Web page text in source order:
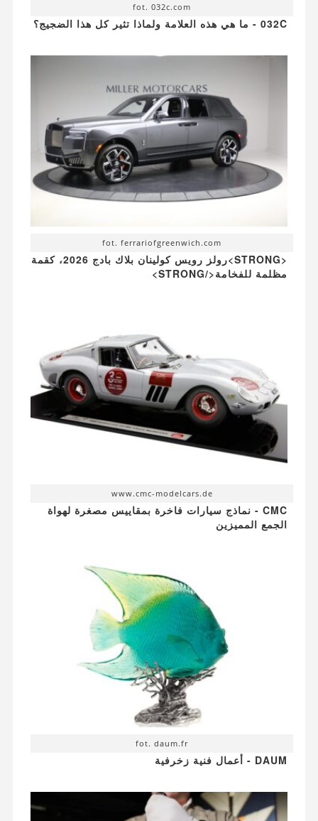
fot. 032c.com
032C - ما هي هذه العلامة ولماذا تثير كل هذا الضجيج؟
fot. ferrariofgreenwich.com
<STRONG>رولز رويس كولينان بلاك بادج 2026، كقمة
مظلمة للفخامة</STRONG>
www.cmc-modelcars.de
CMC - نماذج سيارات فاخرة بمقاييس مصغرة لهواة
الجمع المميزين
fot. daum.fr
DAUM - أعمال فنية زخرفية